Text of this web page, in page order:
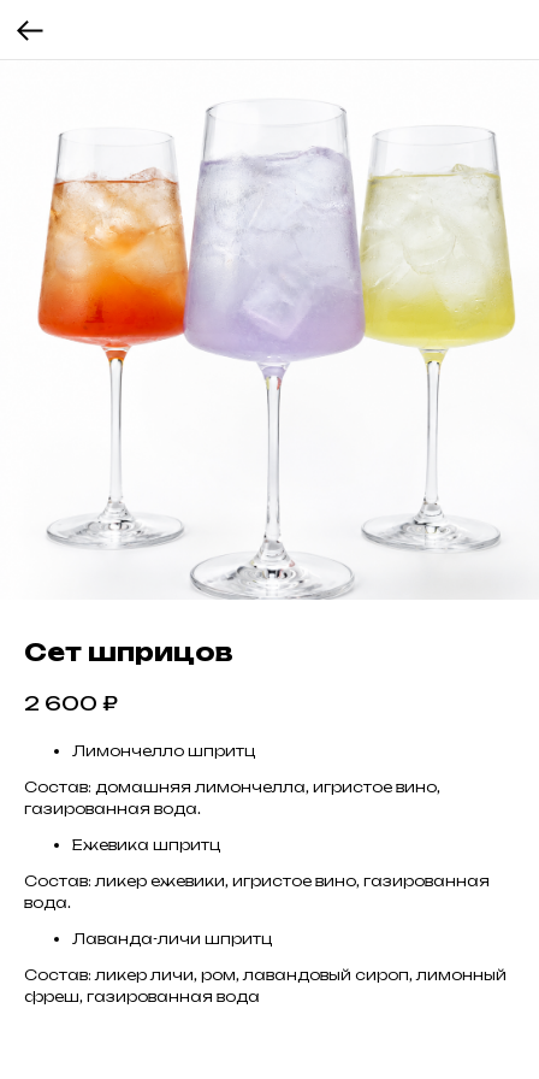
Сет шприцов
2 600 ₽
Лимончелло шпритц
Состав: домашняя лимончелла, игристое вино,
газированная вода.
Ежевика шпритц
Состав: ликер ежевики, игристое вино, газированная
вода.
Лаванда-личи шпритц
Состав: ликер личи, ром, лавандовый сироп, лимонный
фреш, газированная вода